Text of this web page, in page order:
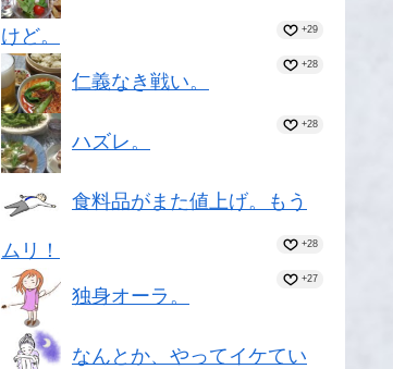
けど。 +29
仁義なき戦い。
+28
ハズレ。
+28
食料品がまた値上げ。もう
ムリ！ +28
独身オーラ。
+27
なんとか、やってイケてい